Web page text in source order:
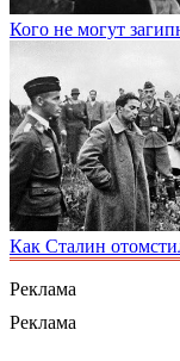
Кого не могут
Как Сталин
Реклама
Реклама